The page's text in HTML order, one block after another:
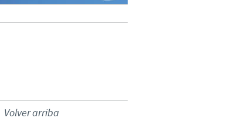
Volver arriba